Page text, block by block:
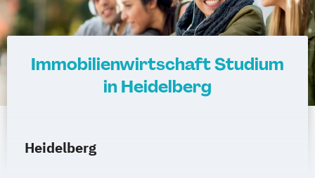
Maschinenbau - Verfahrenstechnik
Maschinenbau - Versorgungs- und
Mechatronik - Allgemeine Mechatronik
Mechatronik - Elektromobilität
Elektromobilität
Immobilienwirtschaft Studium
in Heidelberg
Heidelberg